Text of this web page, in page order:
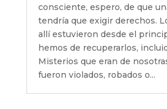
consciente, espero, de que
tendría que exigir derechos.
allí estuvieron desde el
hemos de recuperarlos,
Misterios que eran de
fueron violados, robados o...